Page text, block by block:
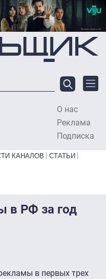
О нас
Реклама
Подписка
КАНАЛОВ
СТАТЬИ
в РФ за год
в первых трех